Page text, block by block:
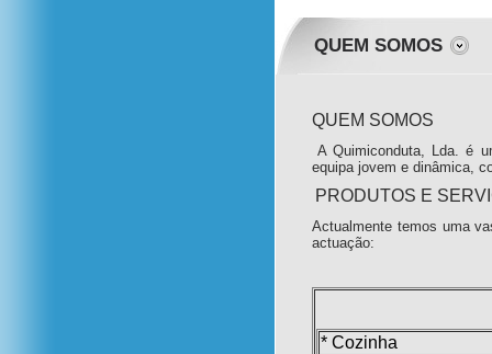
QUEM SOMOS
QUEM SOMOS
A Quimiconduta, Lda. é
equipa jovem e dinâmica,
PRODUTOS E
Actualmente temos uma
actuação:
* Cozinha